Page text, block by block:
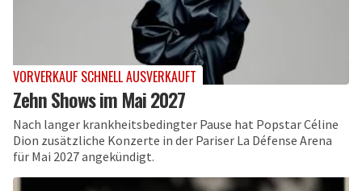
VORVERKAUF SCHNELL AUSVERKAUFT
Zehn Shows im Mai 2027
Nach langer krankheitsbedingter Pause hat Popstar Céline
Dion zusätzliche Konzerte in der Pariser La Défense Arena
für Mai 2027 angekündigt.